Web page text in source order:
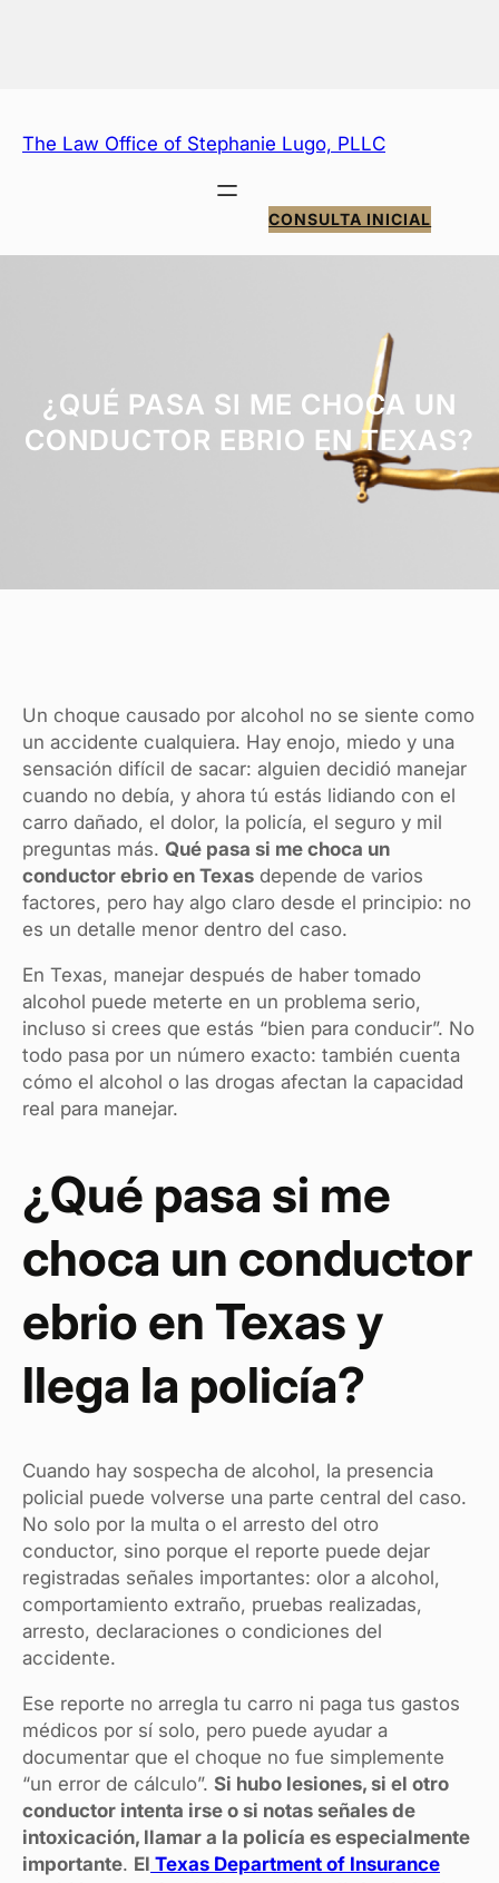
The Law Office of Stephanie Lugo, PLLC
CONSULTA INICIAL
¿QUÉ PASA SI ME CHOCA UN
CONDUCTOR EBRIO EN TEXAS?
Un choque causado por alcohol no se siente como
un accidente cualquiera. Hay enojo, miedo y una
sensación difícil de sacar: alguien decidió manejar
cuando no debía, y ahora tú estás lidiando con el
carro dañado, el dolor, la policía, el seguro y mil
preguntas más. Qué pasa si me choca un
conductor ebrio en Texas depende de varios
factores, pero hay algo claro desde el principio: no
es un detalle menor dentro del caso.
En Texas, manejar después de haber tomado
alcohol puede meterte en un problema serio,
incluso si crees que estás “bien para conducir”. No
todo pasa por un número exacto: también cuenta
cómo el alcohol o las drogas afectan la capacidad
real para manejar.
¿Qué pasa si me
choca un conductor
ebrio en Texas y
llega la policía?
Cuando hay sospecha de alcohol, la presencia
policial puede volverse una parte central del caso.
No solo por la multa o el arresto del otro
conductor, sino porque el reporte puede dejar
registradas señales importantes: olor a alcohol,
comportamiento extraño, pruebas realizadas,
arresto, declaraciones o condiciones del
accidente.
Ese reporte no arregla tu carro ni paga tus gastos
médicos por sí solo, pero puede ayudar a
documentar que el choque no fue simplemente
“un error de cálculo”. Si hubo lesiones, si el otro
conductor intenta irse o si notas señales de
intoxicación, llamar a la policía es especialmente
importante. El Texas Department of Insurance